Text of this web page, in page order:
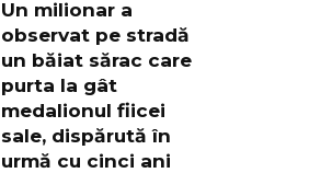
Un milionar a
observat pe stradă
un băiat sărac care
purta la gât
medalionul fiicei
sale, dispărută în
urmă cu cinci ani